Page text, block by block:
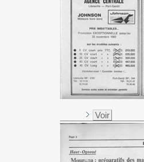
Voir